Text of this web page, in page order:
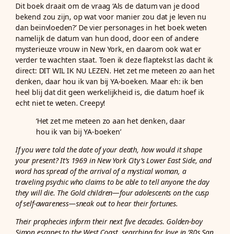
Dit boek draait om de vraag ‘Als de datum van je dood
bekend zou zijn, op wat voor manier zou dat je leven nu
dan beïnvloeden?’ De vier personages in het boek weten
namelijk de datum van hun dood, door een of andere
mysterieuze vrouw in New York, en daarom ook wat er
verder te wachten staat. Toen ik deze flaptekst las dacht ik
direct: DIT WIL IK NU LEZEN. Het zet me meteen zo aan het
denken, daar hou ik van bij YA-boeken. Maar eh: ik ben
heel blij dat dit geen werkelijkheid is, die datum hoef ik
echt niet te weten. Creepy!
‘Het zet me meteen zo aan het denken, daar
hou ik van bij YA-boeken’
If you were told the date of your death, how would it shape
your present? It’s 1969 in New York City’s Lower East Side, and
word has spread of the arrival of a mystical woman, a
traveling psychic who claims to be able to tell anyone the day
they will die. The Gold children—four adolescents on the cusp
of self-awareness—sneak out to hear their fortunes.
Their prophecies inform their next five decades. Golden-boy